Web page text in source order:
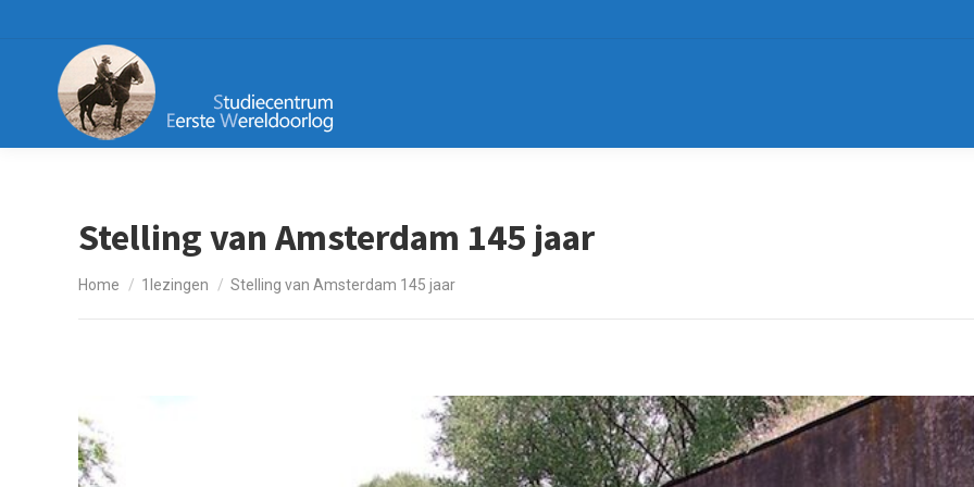
Stelling van Amsterdam 145 jaar
Je bent hier:
Home 1lezingen Stelling van Amsterdam 145 jaar